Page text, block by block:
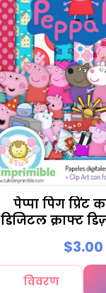
पेप्पा पिग प्रिंट
डिजिटल क्राफ्ट
$3.00
विवरण